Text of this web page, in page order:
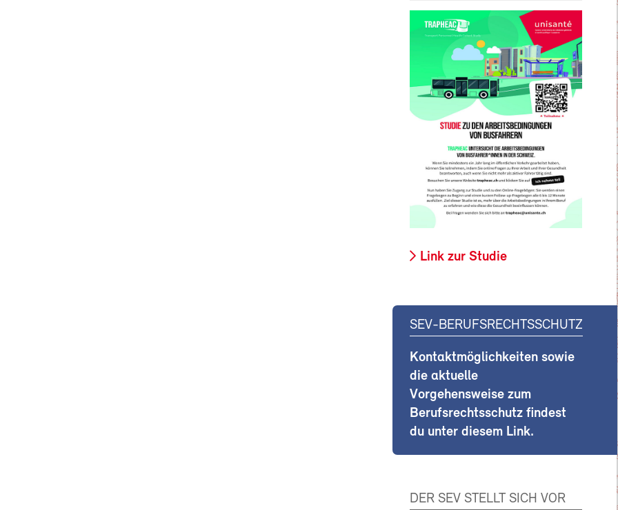
Link zur Studie
SEV-BERUFSRECHTSSCHUTZ
Kontaktmöglichkeiten sowie
die aktuelle
Vorgehensweise zum
Berufsrechtsschutz findest
du unter diesem Link.
DER SEV STELLT SICH VOR